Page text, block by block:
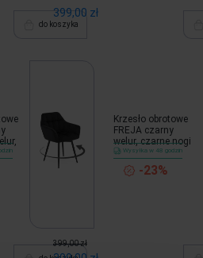
do koszyka
399,00 zł
Krzesło obrotowe
FREJA czarny
welur, czarne nogi
Wysyłka w 48 godzin
-23%
399,00 zł